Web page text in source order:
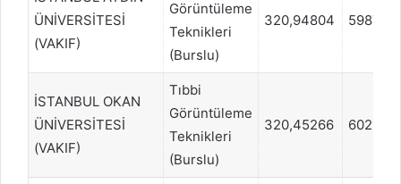
ÜNİVERSİTESİ
(VAKIF)
Görüntüleme
Teknikleri
(Burslu)
320,94804 598766
İSTANBUL OKAN
ÜNİVERSİTESİ
(VAKIF)
Tıbbi
Görüntüleme
Teknikleri
(Burslu)
320,45266 602104